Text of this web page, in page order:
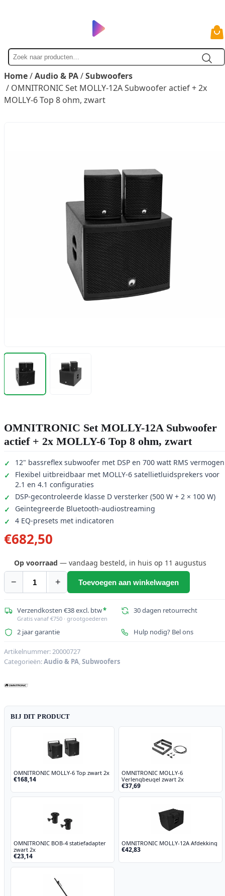
Zoek
naar
Home/Audio & PA/Subwoofers
/ OMNITRONIC Set MOLLY-12A Subwoofer actief + 2x
MOLLY-6 Top 8 ohm, zwart
OMNITRONIC Set MOLLY-12A Subwoofer
actief + 2x MOLLY-6 Top 8 ohm, zwart
12" bassreflex subwoofer met DSP en 700 watt RMS vermogen
Flexibel uitbreidbaar met MOLLY-6 satellietluidsprekers voor
2.1 en 4.1 configuraties
DSP-gecontroleerde klasse D versterker (500 W + 2 × 100 W)
Geïntegreerde Bluetooth-audiostreaming
4 EQ-presets met indicatoren
€682,50
Op voorraad — vandaag besteld, in huis op 11 augustus
−
OMNITRONIC
MOLLY-
12A
Subwoofer
+
2x
8
ohm,
aantal
+ Toevoegen aan winkelwagen
Verzendkosten €38 excl. btw*
Gratis vanaf €750 · grootgoederen
30 dagen retourrecht
2 jaar garantie Hulp nodig? Bel ons
Artikelnummer:20000727
Categorieën:Audio & PA,Subwoofers
BIJ DIT PRODUCT
OMNITRONIC MOLLY-6 Top zwart 2x
€168,14
OMNITRONIC MOLLY-6
Verlengbeugel zwart 2x
€37,69
OMNITRONIC BOB-4 statiefadapter
zwart 2x
€23,14
OMNITRONIC MOLLY-12A Afdekking
€42,83